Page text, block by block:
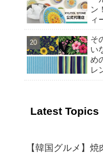
ン
ィ
子
渡
ド
～
そ
い
め
レ
Latest Topics
【韓国グルメ】焼